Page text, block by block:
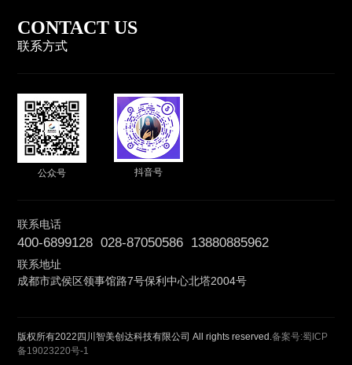
CONTACT US
联系方式
公众号 抖音号
联系电话
400-6899128 028-87050586 13880885962
联系地址
成都市武侯区领事馆路7号保利中心北塔2004号
版权所有2022四川智美创达科技有限公司 All rights reserved.备案号:蜀ICP
备19023220号-1